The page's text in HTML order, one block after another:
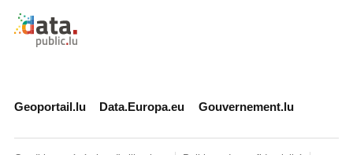
Retour à l'accueil de data.public.lu
Geoportail.lu Data.Europa.eu Gouvernement.lu